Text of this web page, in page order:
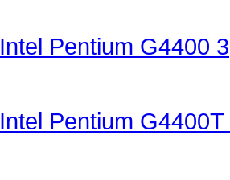
Intel Pentium G4400
Intel Pentium